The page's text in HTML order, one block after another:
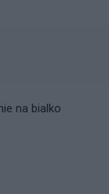
na bialko